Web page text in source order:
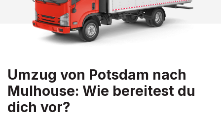
Umzug von Potsdam nach
Mulhouse: Wie bereitest du
dich vor?